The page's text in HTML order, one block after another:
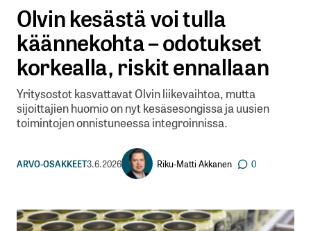
Olvin kesästä voi tulla
käännekohta – odotukset
korkealla, riskit ennallaan
Yritysostot kasvattavat Olvin liikevaihtoa, mutta
sijoittajien huomio on nyt kesäsesongissa ja uusien
toimintojen onnistuneessa integroinnissa.
ARVO-OSAKKEET3.6.2026 Riku-Matti Akkanen 0